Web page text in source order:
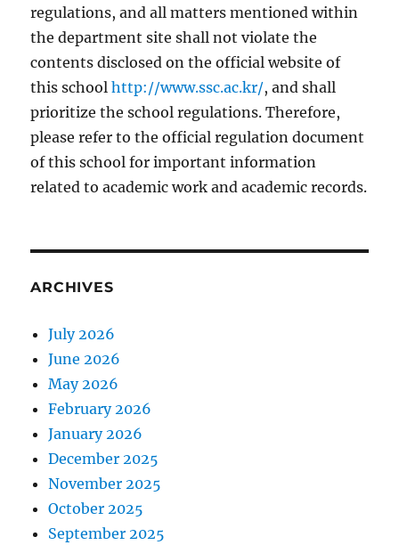
regulations, and all matters mentioned within
the department site shall not violate the
contents disclosed on the official website of
this schoolhttp://www.ssc.ac.kr/, and shall
prioritize the school regulations. Therefore,
please refer to the official regulation document
of this school for important information
related to academic work and academic records.
ARCHIVES
July 2026
June 2026
May 2026
February 2026
January 2026
December 2025
November 2025
October 2025
September 2025